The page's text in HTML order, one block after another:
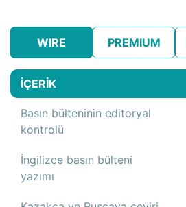
WIRE PREMIUM
İÇERİK
Basın bülteninin editoryal
kontrolü
İngilizce basın bülteni
yazımı